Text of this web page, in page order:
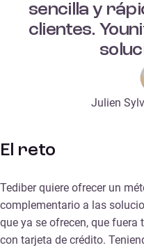
sencilla y
clientes.
Julien
El reto
Tediber quiere ofrecer un
complementario a las
que ya se ofrecen, que
con tarjeta de crédito.